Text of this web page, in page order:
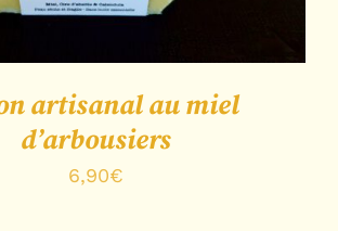
artisanal au miel
d’arbousiers
6,90€